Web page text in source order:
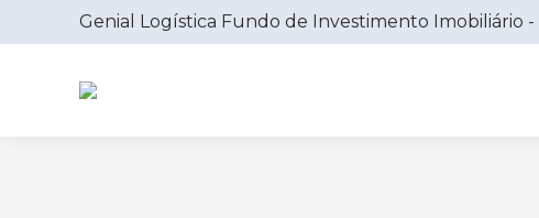
Genial Logística Fundo de Investimento Imobiliário -